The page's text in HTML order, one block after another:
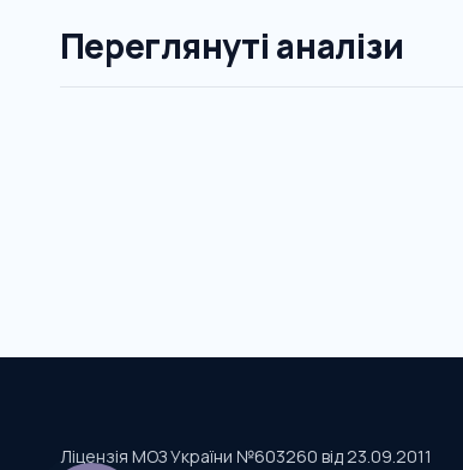
Переглянуті аналізи
Ліцензія МОЗ України №603260 від 23.09.2011